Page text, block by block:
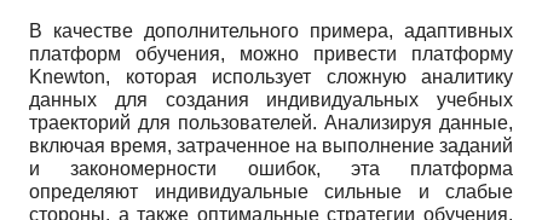
В качестве дополнительного примера, адаптивных
платформ обучения, можно привести платформу
Knewton, которая использует сложную аналитику
данных для создания индивидуальных учебных
траекторий для пользователей. Анализируя данные,
включая время, затраченное на выполнение заданий
и закономерности ошибок, эта платформа
определяют индивидуальные сильные и слабые
стороны, а также оптимальные стратегии обучения.